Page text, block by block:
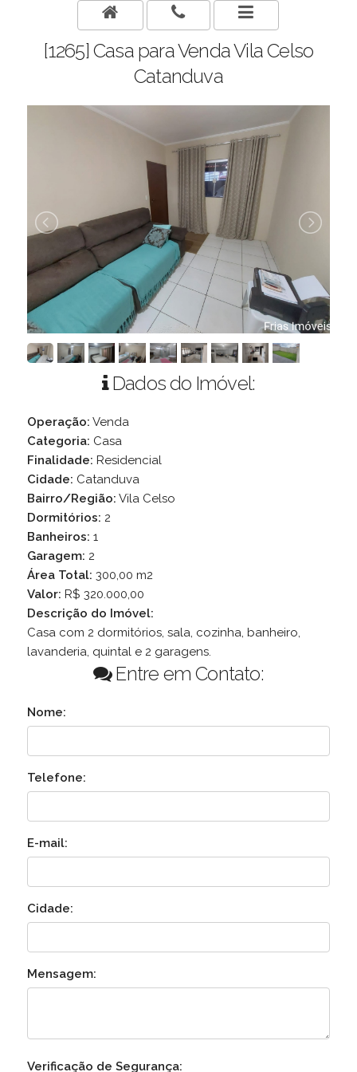
[1265] Casa para Venda Vila Celso
Catanduva
Dados do Imóvel:
Operação: Venda
Categoria: Casa
Finalidade: Residencial
Cidade: Catanduva
Bairro/Região: Vila Celso
Dormitórios: 2
Banheiros: 1
Garagem: 2
Área Total: 300,00 m2
Valor: R$ 320.000,00
Descrição do Imóvel:
Casa com 2 dormitórios, sala, cozinha, banheiro,
lavanderia, quintal e 2 garagens.
Entre em Contato:
Nome:
Telefone:
E-mail:
Cidade:
Mensagem:
Verificação de Segurança: